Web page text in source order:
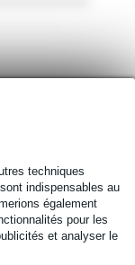
techniques
indispensables au
également
pour les
et analyser le